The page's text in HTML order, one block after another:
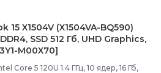
15 X1504V (X1504VA-BQ590)
SSD 512 Гб, UHD Graphics,
M00X70]
Core 5 120U 1.4 ГГц, 10 ядер, 16 Гб,